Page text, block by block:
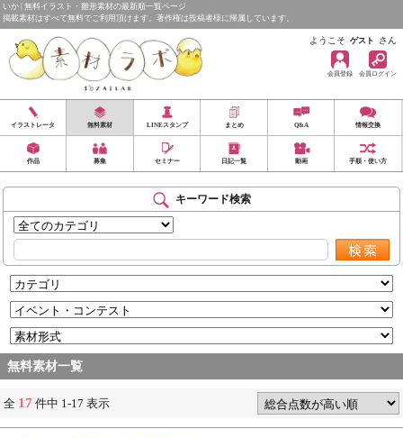
いか | 無料イラスト・雛形素材の最新順一覧ページ
掲載素材はすべて無料でご利用頂けます。著作権は投稿者様に帰属しています。
ようこそ ゲスト さん
会員登録 会員ログイン
イラストレータ 無料素材 LINEスタンプ まとめ Q&A 情報交換
作品 募集 セミナー 日記一覧 動画 手順・使い方
キーワード検索
無料素材一覧
全 17 件中 1-17 表示